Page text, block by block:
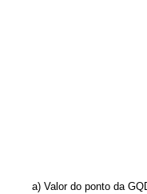
a) Valor do ponto da GQDI